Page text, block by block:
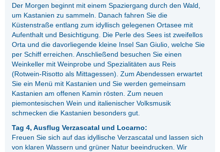
Der Morgen beginnt mit einem Spaziergang durch den Wald,
um Kastanien zu sammeln. Danach fahren Sie die
Küstenstraße entlang zum idyllisch gelegenen Ortasee mit
Aufenthalt und Besichtigung. Die Perle des Sees ist zweifellos
Orta und die davorliegende kleine Insel San Giulio, welche Sie
per Schiff erreichen. Anschließend besuchen Sie einen
Weinkeller mit Weinprobe und Spezialitäten aus Reis
(Rotwein-Risotto als Mittagessen). Zum Abendessen erwartet
Sie ein Menü mit Kastanien und Sie werden gemeinsam
Kastanien am offenen Kamin rösten. Zum neuen
piemontesischen Wein und italienischer Volksmusik
schmecken die Kastanien besonders gut.
Tag 4, Ausflug Verzascatal und Locarno:
Freuen Sie sich auf das idyllische Verzascatal und lassen sich
von klaren Wassern und grüner Natur beeindrucken. Wir